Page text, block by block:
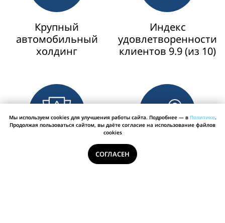
Мы используем cookies для улучшения работы сайта. Подробнее — в Политике.
Продолжая пользоваться сайтом, вы даёте согласие на использование файлов
cookies
СОГЛАСЕН